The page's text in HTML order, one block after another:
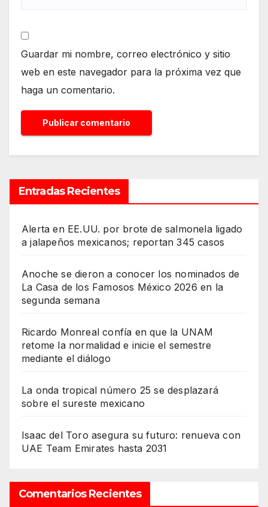
Guardar mi nombre, correo electrónico y sitio
web en este navegador para la próxima vez que
haga un comentario.
Entradas Recientes
Alerta en EE.UU. por brote de salmonela ligado
a jalapeños mexicanos; reportan 345 casos
Anoche se dieron a conocer los nominados de
La Casa de los Famosos México 2026 en la
segunda semana
Ricardo Monreal confía en que la UNAM
retome la normalidad e inicie el semestre
mediante el diálogo
La onda tropical número 25 se desplazará
sobre el sureste mexicano
Isaac del Toro asegura su futuro: renueva con
UAE Team Emirates hasta 2031
Comentarios Recientes